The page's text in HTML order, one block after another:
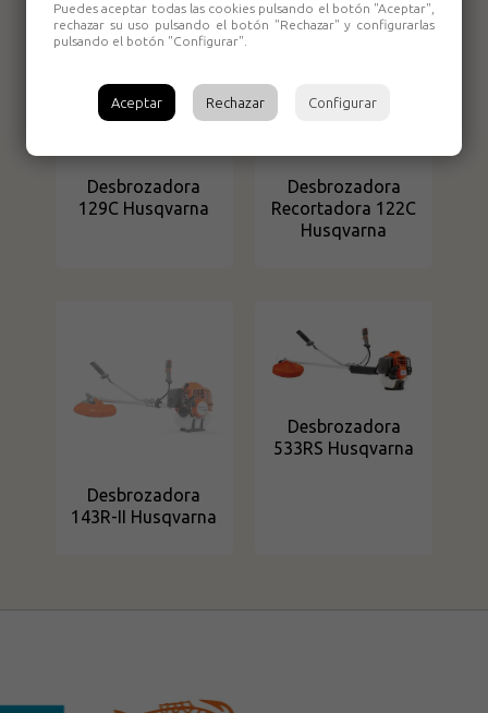
Desbrozadora
129C Husqvarna
Desbrozadora
Recortadora 122C
Husqvarna
Desbrozadora
143R-II Husqvarna
Desbrozadora
533RS Husqvarna
Puedes aceptar todas las cookies pulsando el botón "Aceptar",
rechazar su uso pulsando el botón "Rechazar" y configurarlas
pulsando el botón "Configurar".
Aceptar Rechazar Configurar